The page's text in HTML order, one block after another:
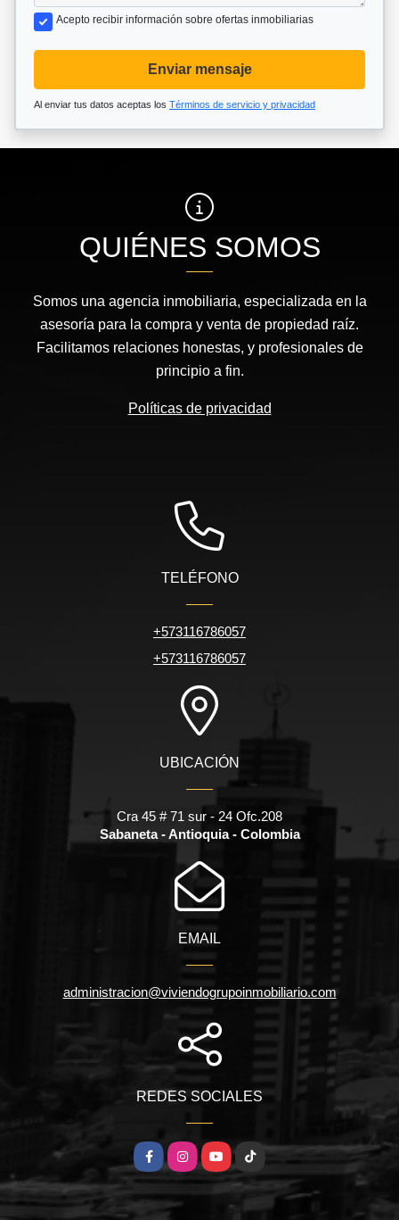
Acepto recibir información sobre ofertas inmobiliarias
Enviar mensaje
Al enviar tus datos aceptas los Términos de servicio y privacidad
QUIÉNES SOMOS
Somos una agencia inmobiliaria, especializada en la
asesoría para la compra y venta de propiedad raíz.
Facilitamos relaciones honestas, y profesionales de
principio a fin.
Políticas de privacidad
TELÉFONO
+573116786057
+573116786057
UBICACIÓN
Cra 45 # 71 sur - 24 Ofc.208
Sabaneta - Antioquia - Colombia
EMAIL
administracion@viviendogrupoinmobiliario.com
REDES SOCIALES
FacebookInstagramYouTubeTikTok